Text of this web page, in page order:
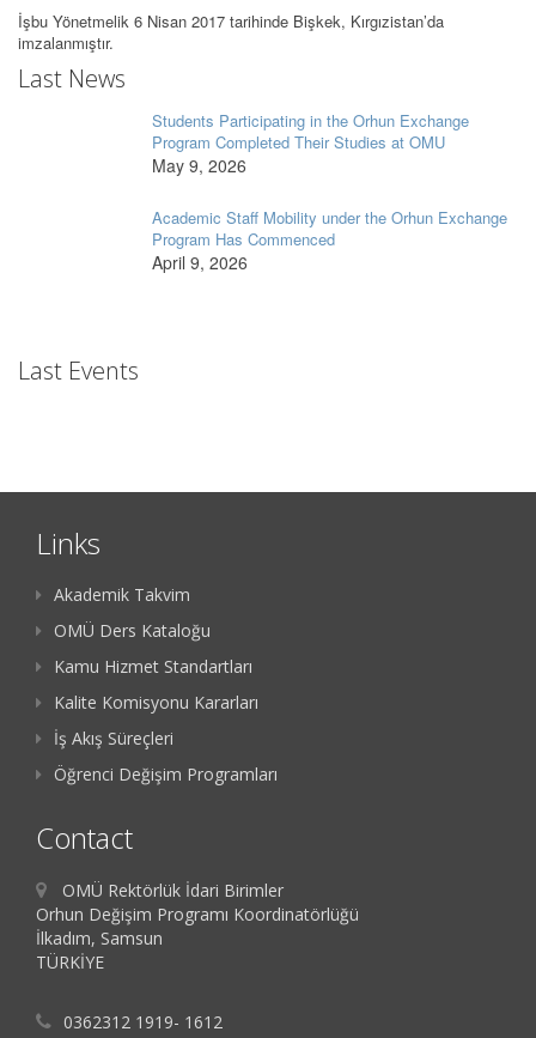
İşbu Yönetmelik 6 Nisan 2017 tarihinde Bişkek, Kırgızistan’da
imzalanmıştır.
Last News
Students Participating in the Orhun Exchange
Program Completed Their Studies at OMU
May 9, 2026
Academic Staff Mobility under the Orhun Exchange
Program Has Commenced
April 9, 2026
Last Events
Links
Akademik Takvim
OMÜ Ders Kataloğu
Kamu Hizmet Standartları
Kalite Komisyonu Kararları
İş Akış Süreçleri
Öğrenci Değişim Programları
Contact
OMÜ Rektörlük İdari Birimler
Orhun Değişim Programı Koordinatörlüğü
İlkadım, Samsun
TÜRKİYE
0362312 1919- 1612